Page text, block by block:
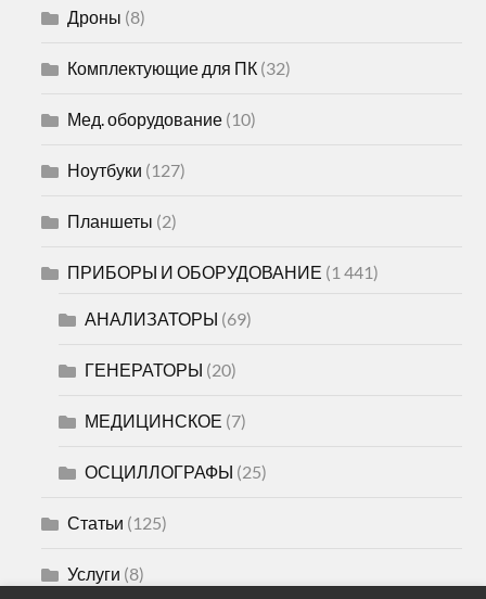
Дроны (8)
Комплектующие для ПК (32)
Мед. оборудование (10)
Ноутбуки (127)
Планшеты (2)
ПРИБОРЫ И ОБОРУДОВАНИЕ (1 441)
АНАЛИЗАТОРЫ (69)
ГЕНЕРАТОРЫ (20)
МЕДИЦИНСКОЕ (7)
ОСЦИЛЛОГРАФЫ (25)
Статьи (125)
Услуги (8)